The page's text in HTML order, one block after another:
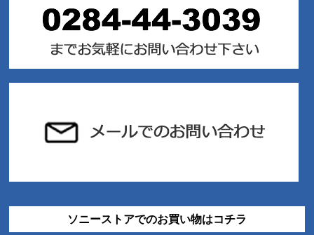
ソニーストアでのお買い物はコチラ